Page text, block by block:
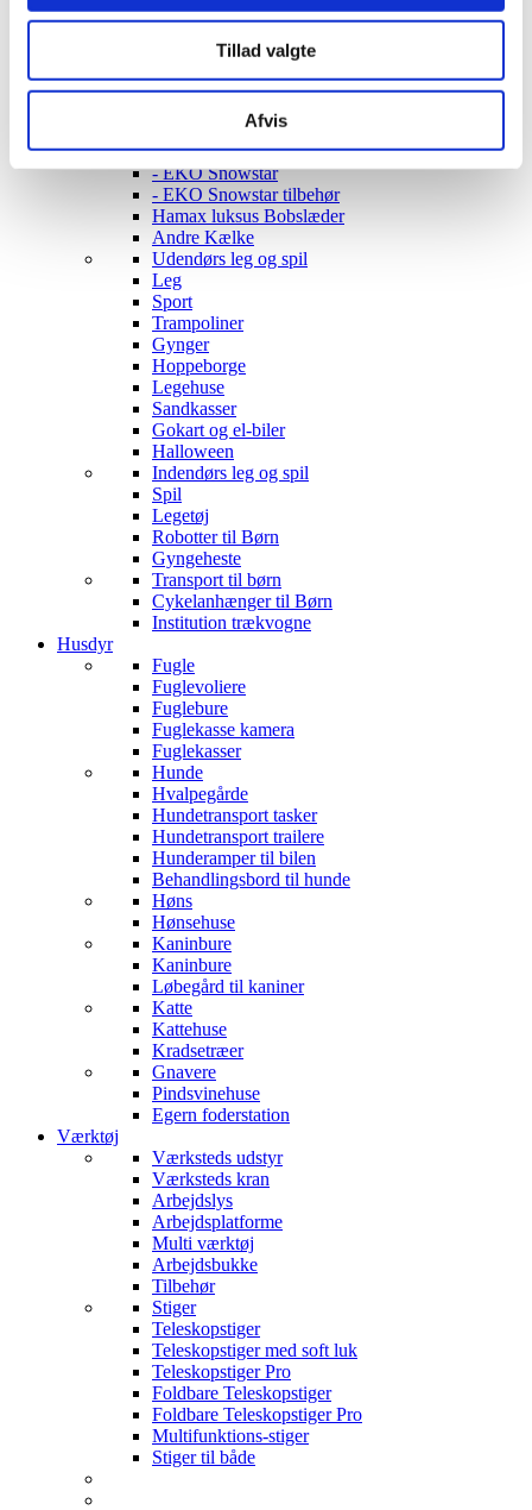
Tillad valgte
Afvis
Borde & stole
Sofaer & lænestole
Belysning Børneværelse
Natlampe / Vågelampe
Kælke
- EKO Snowstar
- EKO Snowstar tilbehør
Hamax luksus Bobslæder
Andre Kælke
Udendørs leg og spil
Leg
Sport
Trampoliner
Gynger
Hoppeborge
Legehuse
Sandkasser
Gokart og el-biler
Halloween
Indendørs leg og spil
Spil
Legetøj
Robotter til Børn
Gyngeheste
Transport til børn
Cykelanhænger til Børn
Institution trækvogne
Husdyr
Fugle
Fuglevoliere
Fuglebure
Fuglekasse kamera
Fuglekasser
Hunde
Hvalpegårde
Hundetransport tasker
Hundetransport trailere
Hunderamper til bilen
Behandlingsbord til hunde
Høns
Hønsehuse
Kaninbure
Kaninbure
Løbegård til kaniner
Katte
Kattehuse
Kradsetræer
Gnavere
Pindsvinehuse
Egern foderstation
Værktøj
Værksteds udstyr
Værksteds kran
Arbejdslys
Arbejdsplatforme
Multi værktøj
Arbejdsbukke
Tilbehør
Stiger
Teleskopstiger
Teleskopstiger med soft luk
Teleskopstiger Pro
Foldbare Teleskopstiger
Foldbare Teleskopstiger Pro
Multifunktions-stiger
Stiger til både